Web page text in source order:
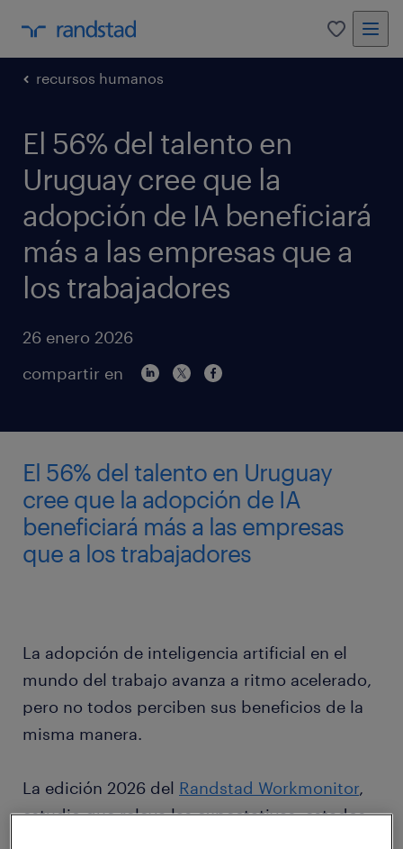
0
recursos humanos
El 56% del talento en
Uruguay cree que la
adopción de IA beneficiará
más a las empresas que a
los trabajadores
26 enero 2026
compartir en
El 56% del talento en Uruguay
cree que la adopción de IA
beneficiará más a las empresas
que a los trabajadores
La adopción de inteligencia artificial en el
mundo del trabajo avanza a ritmo acelerado,
pero no todos perciben sus beneficios de la
misma manera.
La edición 2026 del Randstad Workmonitor,
estudio que releva las expectativas, estados